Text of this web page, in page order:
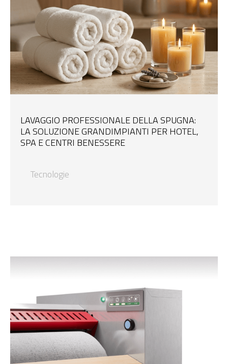
LAVAGGIO PROFESSIONALE DELLA SPUGNA:
LA SOLUZIONE GRANDIMPIANTI PER HOTEL,
SPA E CENTRI BENESSERE
Tecnologie